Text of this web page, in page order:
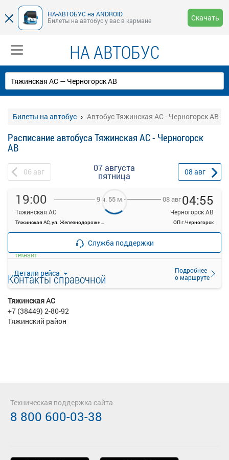
НА-АВТОБУС на ANDROID
Билеты на автобус у вас в кармане
Скачать
НА АВТОБУС
Билеты на автобус Автобус Тяжинская АС - Черногорск АВ
Расписание автобуса Тяжинская АС - Черногорск
АВ
06 авг 07 августа
пятница 08 авг
19:00
Тяжинская АС
Тяжинская АС, ул. Железнодорожная, 14
9 ч. 55 м 08 авг04:55
Черногорск АВ
ОП г.Черногорск
Детали рейса
Подробнее
о маршруте
—
ТРАНЗИТ
Продажа билетов
прекращена
Служба поддержки
Контакты справочной
Тяжинская АС
+7 (38449) 2-80-92
Тяжинский район
Техническая поддержка сайта
8 800 600-03-38